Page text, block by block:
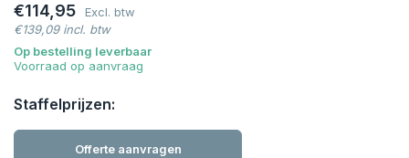
€114,95
Excl. btw
€139,09 incl. btw
Op bestelling leverbaar
Voorraad op aanvraag
Staffelprijzen:
Offerte aanvragen